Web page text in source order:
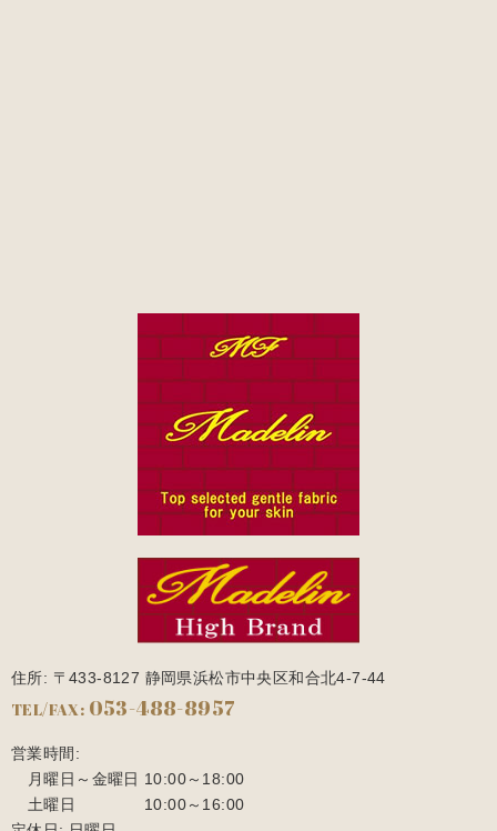
住所: 〒433-8127 静岡県浜松市中央区和合北4-7-44
TEL/FAX: 053-488-8957
営業時間:
月曜日～金曜日 10:00～18:00
土曜日
10:00～16:00